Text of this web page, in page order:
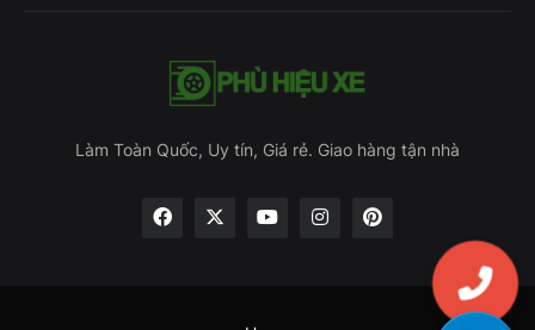
Làm Toàn Quốc, Uy tín, Giá rẻ. Giao hàng tận nhà